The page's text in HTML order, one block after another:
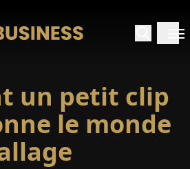
un petit clip
le monde